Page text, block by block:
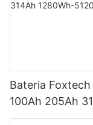
Bateria
100Ah 205Ah